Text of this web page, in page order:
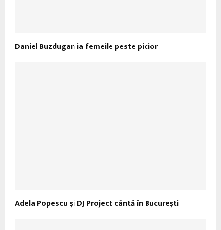
Daniel Buzdugan ia femeile peste picior
Adela Popescu şi DJ Project cântă în Bucureşti